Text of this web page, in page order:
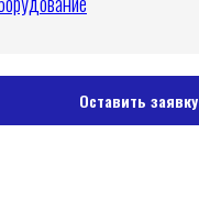
Оставить заявку